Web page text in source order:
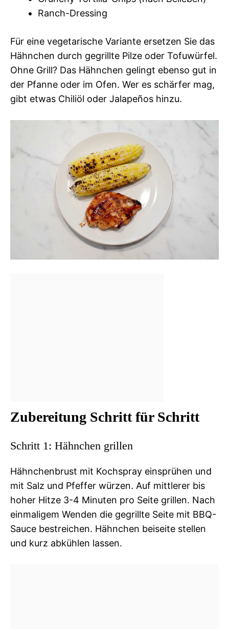
Ranch-Dressing
Für eine vegetarische Variante ersetzen Sie das
Hähnchen durch gegrillte Pilze oder Tofuwürfel.
Ohne Grill? Das Hähnchen gelingt ebenso gut in
der Pfanne oder im Ofen. Wer es schärfer mag,
gibt etwas Chiliöl oder Jalapeños hinzu.
Zubereitung Schritt für Schritt
Schritt 1: Hähnchen grillen
Hähnchenbrust mit Kochspray einsprühen und
mit Salz und Pfeffer würzen. Auf mittlerer bis
hoher Hitze 3-4 Minuten pro Seite grillen. Nach
einmaligem Wenden die gegrillte Seite mit BBQ-
Sauce bestreichen. Hähnchen beiseite stellen
und kurz abkühlen lassen.